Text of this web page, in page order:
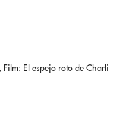
Film: El espejo roto de Charli